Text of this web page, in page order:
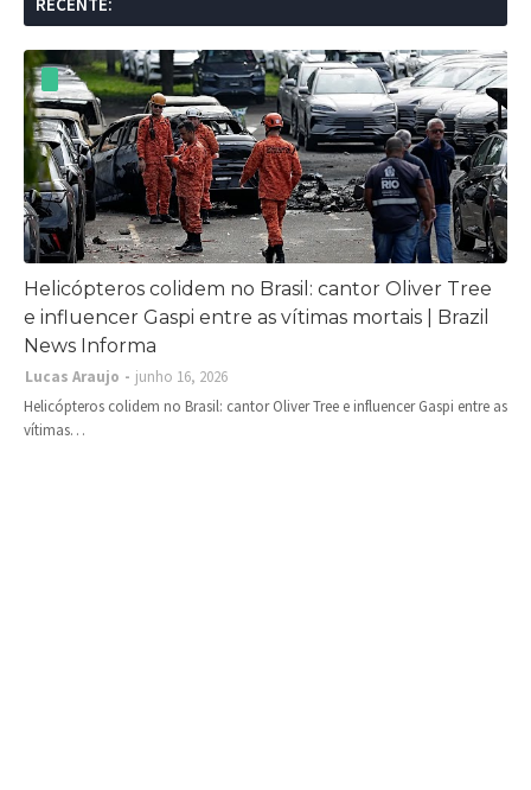
Helicópteros colidem no Brasil: cantor Oliver Tree
e influencer Gaspi entre as vítimas mortais | Brazil
News Informa
Lucas Araujo
junho 16, 2026
Helicópteros colidem no Brasil: cantor Oliver Tree e influencer Gaspi entre as
vítimas…